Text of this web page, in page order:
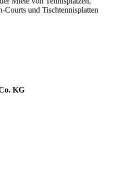
Courts und Tischtennisplatten
KG